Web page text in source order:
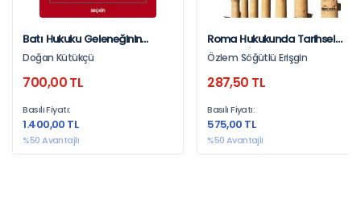
Batı Hukuku Geleneğinin
Oluşumu
Doğan Kütükçü
700,00 TL
Basılı Fiyatı:
1.400,00 TL
%50 Avantajlı
Roma Hukukunda Tarihsel
Gelişimi İçerisinde Contractus
(Sözleşme) Kavramı Ve
Sözleşmesel Sorumluluk
Özlem Söğütlü Erişgin
287,50 TL
Basılı Fiyatı:
575,00 TL
%50 Avantajlı